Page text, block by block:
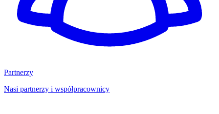
Partnerzy
Nasi partnerzy i współpracownicy